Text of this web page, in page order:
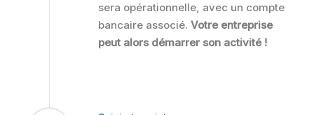
sera opérationnelle, avec un compte
bancaire associé.Votre entreprise
peut alors démarrer son activité !